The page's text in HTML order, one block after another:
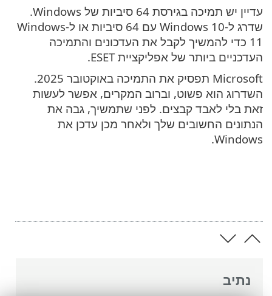
נתיב
עדיין יש תמיכה בגירסת 64 סיביות של Windows.
שדרג ל-Windows 10 עם 64 סיביות או ל-Windows
11 כדי להמשיך לקבל את העדכונים והתמיכה
העדכניים ביותר של אפליקציית ESET.
Microsoft תפסיק את התמיכה באוקטובר 2025.
השדרוג הוא פשוט, וברוב המקרים, אפשר לעשות
זאת בלי לאבד קבצים. לפני שתמשיך, גבה את
הנתונים החשובים שלך ולאחר מכן עדכן את
Windows.